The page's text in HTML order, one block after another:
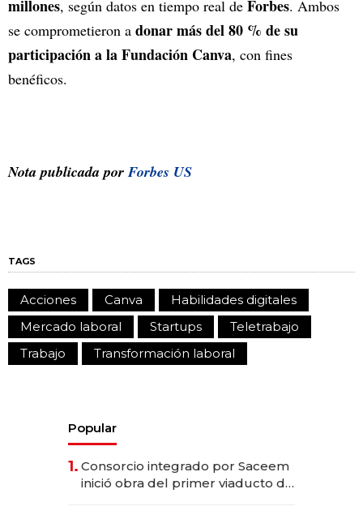
millones, según datos en tiempo real de Forbes. Ambos
se comprometieron a donar más del 80 % de su
participación a la Fundación Canva, con fines
benéficos.
Nota publicada porForbes US
TAGS
Acciones Canva
Habilidades digitales
Mercado laboral
Startups
Teletrabajo
Trabajo
Transformación laboral
Popular
1. Consorcio integrado por Saceem
inició obra del primer viaducto de